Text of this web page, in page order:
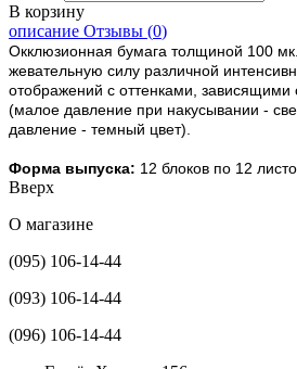
В корзину
описание Отзывы (0)
Окклюзионная бумага толщиной 100
жевательную силу различной
отображений с оттенками, зависящими
(малое давление при накусывании -
давление - темный цвет).
Форма выпуска: 12 блоков по 12
Вверх
О магазине
(095) 106-14-44
(093) 106-14-44
(096) 106-14-44